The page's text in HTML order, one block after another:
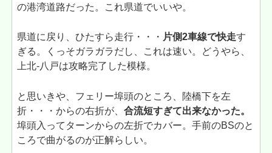
の港湾道路だった。これ県道でいいや。
県道に戻り、ひたすら走行・・・ 片側2車線で快走す
ぎる。くっそガラガラだし、これは速い。どうやら、
上北-八戸は攻略完了した模様。
と思いきや、フェリー埠頭のところ、陸橋下を左
折・・・からの右折が、合流短すぎて出来なかった。
埠頭入ってターンからの左折でカバー。手前のBSのと
ころで曲がるのが正解らしい。